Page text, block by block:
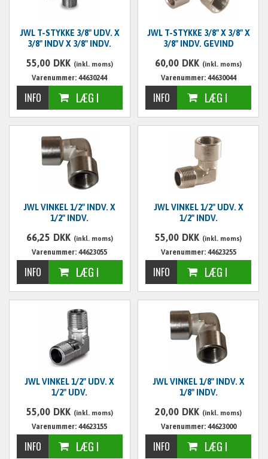
JWL T-STYKKE 3/8" UDV. X
3/8" INDV X 3/8" INDV.
55,00 DKK (inkl. moms)
Varenummer: 44630244
JWL T-STYKKE 3/8" X 3/8" X
3/8" INDV. GEVIND
60,00 DKK (inkl. moms)
Varenummer: 44630044
JWL VINKEL 1/2" INDV. X
1/2" INDV.
66,25 DKK (inkl. moms)
Varenummer: 44623055
JWL VINKEL 1/2" UDV. X
1/2" INDV.
55,00 DKK (inkl. moms)
Varenummer: 44623255
JWL VINKEL 1/2" UDV. X
1/2" UDV.
55,00 DKK (inkl. moms)
Varenummer: 44623155
JWL VINKEL 1/8" INDV. X
1/8" INDV.
20,00 DKK (inkl. moms)
Varenummer: 44623000